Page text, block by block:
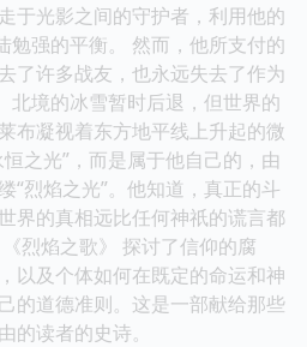
于光影之间的守护者，利用他的
勉强的平衡。 然而，他所支付的
了许多战友，也永远失去了作为
北境的冰雪暂时后退，但世界的
布凝视着东方地平线上升起的微
之光”，而是属于他自己的，由
“烈焰之光”。他知道，真正的斗
界的真相远比任何神祇的谎言都
烈焰之歌》 探讨了信仰的腐
以及个体如何在既定的命运和神
的道德准则。这是一部献给那些
的读者的史诗。